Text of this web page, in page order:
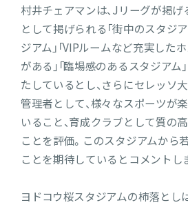
村井チェアマンは、Jリーグが掲
として掲げられる「街中のスタジア
ジアム」「VIPルームなど充実した
がある」「臨場感のあるスタジアム
たしているとし、さらにセレッソ
管理者として、様々なスポーツが
いること、育成クラブとして質の
ことを評価。このスタジアムから
ことを期待しているとコメントし
ヨドコウ桜スタジアムの柿落とし